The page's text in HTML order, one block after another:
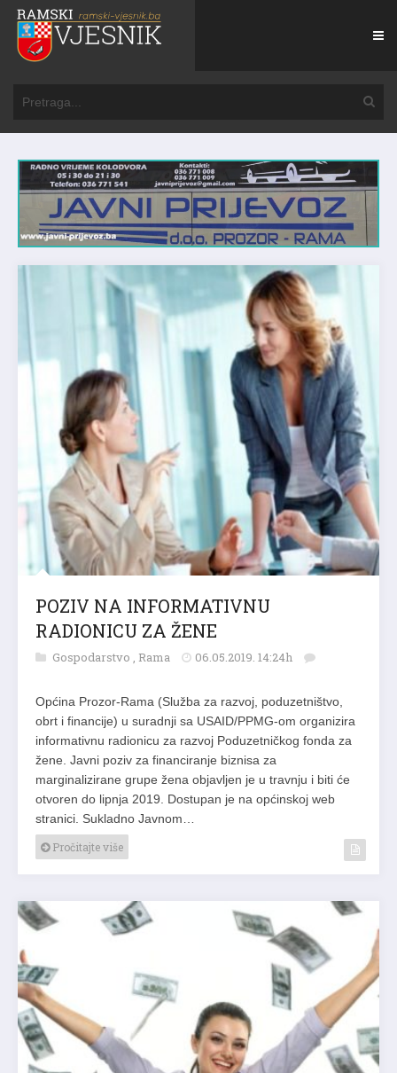
POZIV NA INFORMATIVNU
RADIONICU ZA ŽENE
Gospodarstvo , Rama 06.05.2019. 14:24h
Općina Prozor-Rama (Služba za razvoj, poduzetništvo,
obrt i financije) u suradnji sa USAID/PPMG-om organizira
informativnu radionicu za razvoj Poduzetničkog fonda za
žene. Javni poziv za financiranje biznisa za
marginalizirane grupe žena objavljen je u travnju i biti će
otvoren do lipnja 2019. Dostupan je na općinskoj web
stranici. Sukladno Javnom…
Pročitajte više